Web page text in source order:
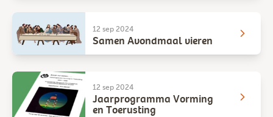
Samen Avondmaal vieren
12 sep 2024
Jaarprogramma Vorming
en Toerusting
12 sep 2024